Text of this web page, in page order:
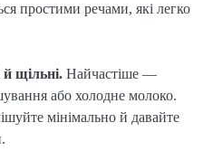
простими речами, які легко
щільні. Найчастіше —
або холодне молоко.
мінімально й давайте